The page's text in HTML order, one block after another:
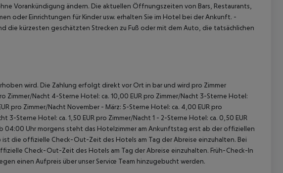
Vorankündigung ändern. Die aktuellen Öffnungszeiten von Bars, Restaurants,
oder Einrichtungen für Kinder usw. erhalten Sie im Hotel bei der Ankunft. -
die kürzesten geschätzten Strecken zu Fuß oder mit dem Auto, die tatsächlichen
wird. Die Zahlung erfolgt direkt vor Ort in bar und wird pro Zimmer
Zimmer/Nacht 4-Sterne Hotel: ca. 10,00 EUR pro Zimmer/Nacht 3-Sterne Hotel:
pro Zimmer/Nacht November - März: 5-Sterne Hotel: ca. 4,00 EUR pro
3-Sterne Hotel: ca. 1,50 EUR pro Zimmer/Nacht 1 - 2-Sterne Hotel: ca. 0,50 EUR
04:00 Uhr morgens steht das Hotelzimmer am Ankunftstag erst ab der offiziellen
die offizielle Check-Out-Zeit des Hotels am Tag der Abreise einzuhalten. Bei
Check-Out-Zeit des Hotels am Tag der Abreise einzuhalten. Früh-Check-In
einen Aufpreis über unser Service Team hinzugebucht werden.